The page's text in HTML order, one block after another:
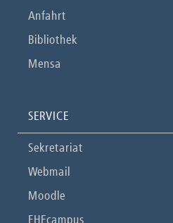
Anfahrt
Bibliothek
Mensa
SERVICE
Sekretariat
Webmail
Moodle